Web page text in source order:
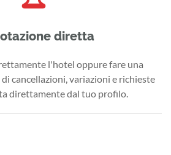
diretta
l'hotel oppure fare una
cancellazioni, variazioni e richieste
direttamente dal tuo profilo.